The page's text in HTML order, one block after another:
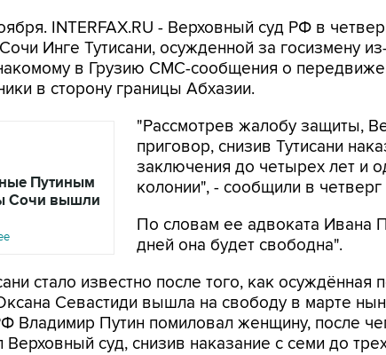
INTERFAX.RU - Верховный суд РФ в
Инге Тутисани, осужденной за госизмену
в Грузию СМС-сообщения о
в сторону границы Абхазии.
Путиным
Сочи вышли
"Рассмотрев жалобу защиты,
приговор, снизив Тутисани
заключения до четырех лет и
колонии", - сообщили в
По словам ее адвоката Ивана
дней она будет свободна".
стало известно после того, как осуждённая
Севастиди вышла на свободу в марте
Владимир Путин помиловал женщину, после
Верховный суд, снизив наказание с семи до